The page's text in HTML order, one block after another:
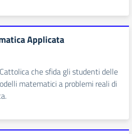
Applicata
che sfida gli studenti delle
matematici a problemi reali di